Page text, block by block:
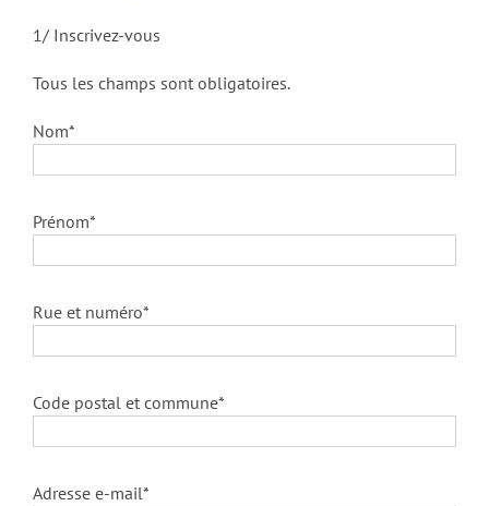
1/ Inscrivez-vous
Tous les champs sont obligatoires.
Nom*
Prénom*
Rue et numéro*
Code postal et commune*
Adresse e-mail*